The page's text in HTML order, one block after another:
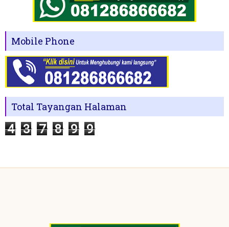
Mobile Phone
Total Tayangan Halaman
4 3 7 8 9 9